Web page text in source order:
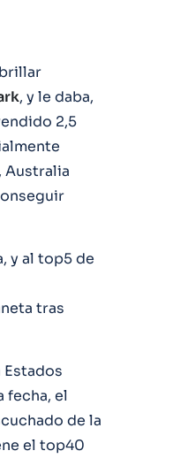
, y le daba,
2,5
Australia
y al top5 de
tras
fecha, el
de la
el top40